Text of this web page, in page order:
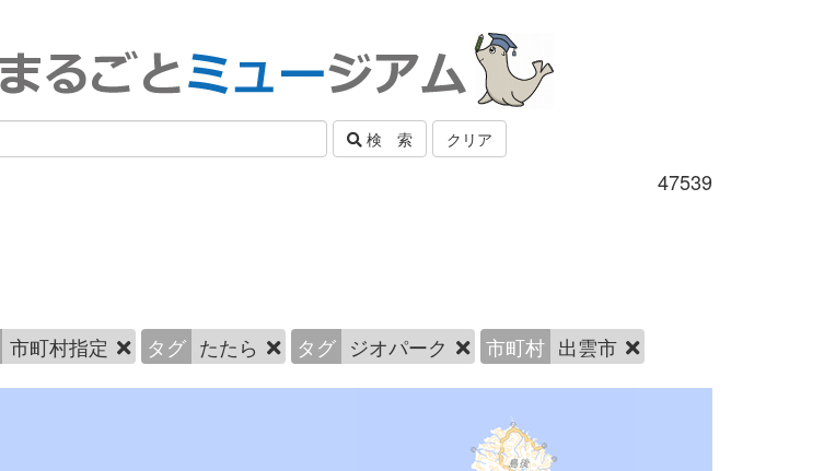
検 索 クリア
47539
市町村指定 タグ たたら タグ ジオパーク 市町村 出雲市